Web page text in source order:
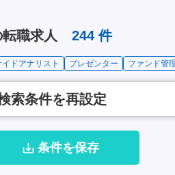
職求人 244件
ドアナリスト プレゼンター ファンド管
索条件を再設定
条件を保存